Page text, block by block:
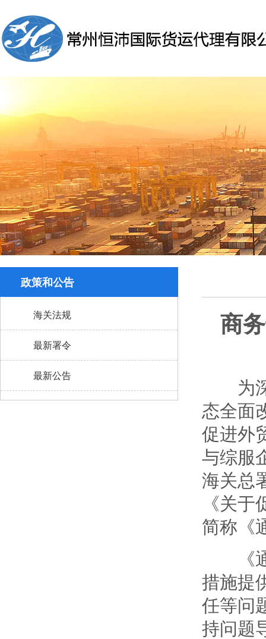
政策和公告
海关法规
最新署令
最新公告
商
为深
态全面
促进外
与综服
海关总
《关
简称《
《通
措施提
任等问
持问题